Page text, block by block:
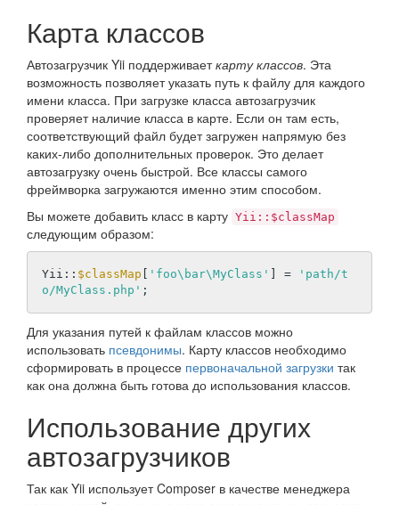
Карта классов
Автозагрузчик Yii поддерживаеткарту классов. Эта
возможность позволяет указать путь к файлу для каждого
имени класса. При загрузке класса автозагрузчик
проверяет наличие класса в карте. Если он там есть,
соответствующий файл будет загружен напрямую без
каких-либо дополнительных проверок. Это делает
автозагрузку очень быстрой. Все классы самого
фреймворка загружаются именно этим способом.
Вы можете добавить класс в карту Yii::$classMap
следующим образом:
Yii:: $classMap 'foo\bar\MyClass' ] =
'path/t
o/MyClass.php'
Для указания путей к файлам классов можно
использовать псевдонимы. Карту классов необходимо
сформировать в процессе первоначальной загрузки так
как она должна быть готова до использования классов.
Использование других
автозагрузчиков
Так как Yii использует Composer в качестве менеджера